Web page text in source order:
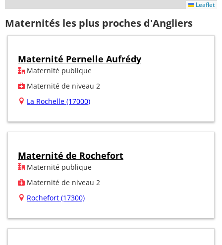
Leaflet
Maternités les plus proches d'Angliers
Maternité Pernelle Aufrédy
Maternité publique
Maternité de niveau 2
La Rochelle (17000)
Maternité de Rochefort
Maternité publique
Maternité de niveau 2
Rochefort (17300)